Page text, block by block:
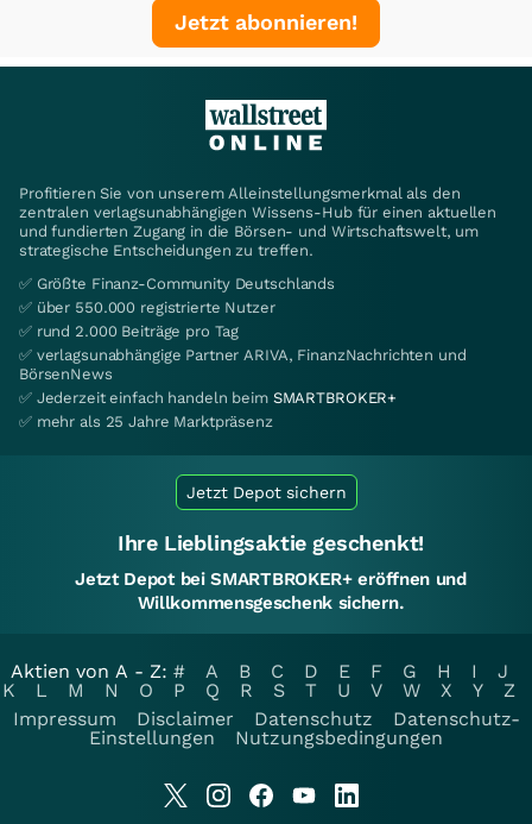
Jetzt abonnieren!
Profitieren Sie von unserem Alleinstellungsmerkmal als den
zentralen verlagsunabhängigen Wissens-Hub für einen aktuellen
und fundierten Zugang in die Börsen- und Wirtschaftswelt, um
strategische Entscheidungen zu treffen.
✅ Größte Finanz-Community Deutschlands
✅ über 550.000 registrierte Nutzer
✅ rund 2.000 Beiträge pro Tag
✅ verlagsunabhängige Partner ARIVA, FinanzNachrichten und
BörsenNews
✅ Jederzeit einfach handeln beim SMARTBROKER+
✅ mehr als 25 Jahre Marktpräsenz
Jetzt Depot sichern
Ihre Lieblingsaktie geschenkt!
Jetzt Depot bei SMARTBROKER+ eröffnen und
Willkommensgeschenk sichern.
Aktien von A - Z: # A B C D E F G H I
J
K
L M N O P Q R S T U V W X Y
Z
Impressum
Disclaimer Datenschutz
Datenschutz-
Einstellungen
Nutzungsbedingungen